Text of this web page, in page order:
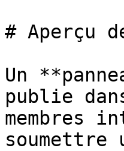
# Aperçu
Un
publie
membres
soumettre